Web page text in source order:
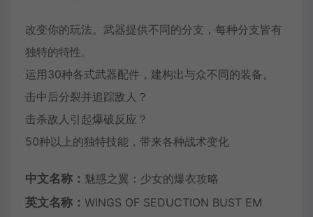
改变你的玩法。武器提供不同的分支，每种分支皆有
独特的特性。
运用30种各式武器配件，建构出与众不同的装备。
击中后分裂并追踪敌人？
击杀敌人引起爆破反应？
50种以上的独特技能，带来各种战术变化
中文名称： 魅惑之翼：少女的爆衣攻略
英文名称： WINGS OF SEDUCTION BUST EM